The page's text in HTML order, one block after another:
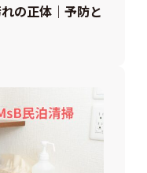
の正体｜予防と